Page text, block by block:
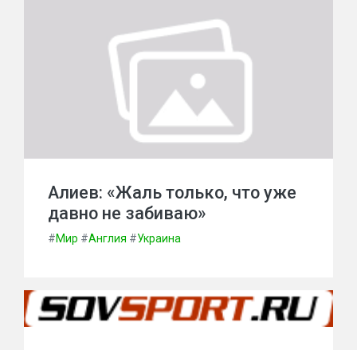
Алиев: «Жаль только, что уже
давно не забиваю»
#Мир #Англия #Украина